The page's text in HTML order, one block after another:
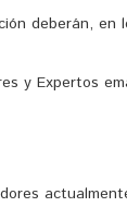
deberán,
y Expertos